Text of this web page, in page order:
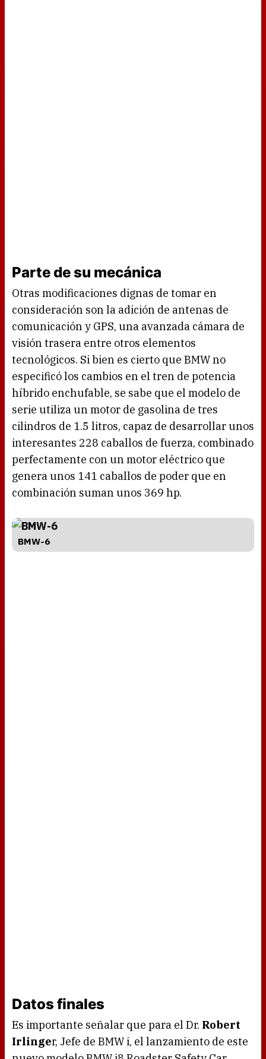
Parte de su mecánica
Otras modificaciones dignas de tomar en
consideración son la adición de antenas de
comunicación y GPS, una avanzada cámara de
visión trasera entre otros elementos
tecnológicos. Si bien es cierto que BMW no
especificó los cambios en el tren de potencia
híbrido enchufable, se sabe que el modelo de
serie utiliza un motor de gasolina de tres
cilindros de 1.5 litros, capaz de desarrollar unos
interesantes 228 caballos de fuerza, combinado
perfectamente con un motor eléctrico que
genera unos 141 caballos de poder que en
combinación suman unos 369 hp.
BMW-6
Datos finales
Es importante señalar que para el Dr. Robert
Irlinger, Jefe de BMW i, el lanzamiento de este